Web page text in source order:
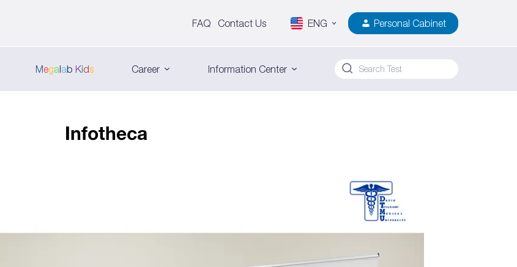
FAQ Contact Us ENG Personal Cabinet
Megalab Kids Career Information Center
Infotheca